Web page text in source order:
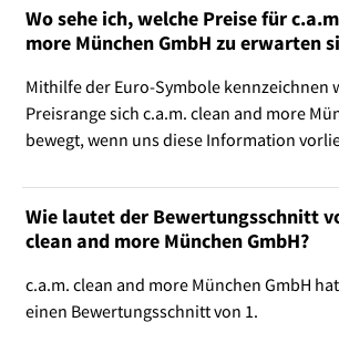
Wo sehe ich, welche Preise für
more München GmbH zu erwarten
Mithilfe der Euro-Symbole kennzeichnen
Preisrange sich c.a.m. clean and more
bewegt, wenn uns diese Information
Wie lautet der Bewertungsschnitt
clean and more München GmbH?
c.a.m. clean and more München GmbH
einen Bewertungsschnitt von 1.